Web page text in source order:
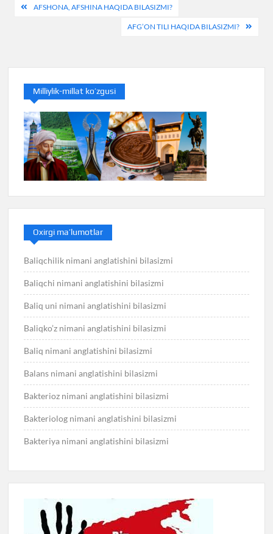
PostAFSHONA, AFSHINA HAQIDA BILASIZMI?
AFG’ON TILI HAQIDA BILASIZMI?
Milliylik-millat ko’zgusi
Oxirgi ma’lumotlar
Baliqchilik nimani anglatishini bilasizmi
Baliqchi nimani anglatishini bilasizmi
Baliq uni nimani anglatishini bilasizmi
Baliqko’z nimani anglatishini bilasizmi
Baliq nimani anglatishini bilasizmi
Balans nimani anglatishini bilasizmi
Bakterioz nimani anglatishini bilasizmi
Bakteriolog nimani anglatishini bilasizmi
Bakteriya nimani anglatishini bilasizmi